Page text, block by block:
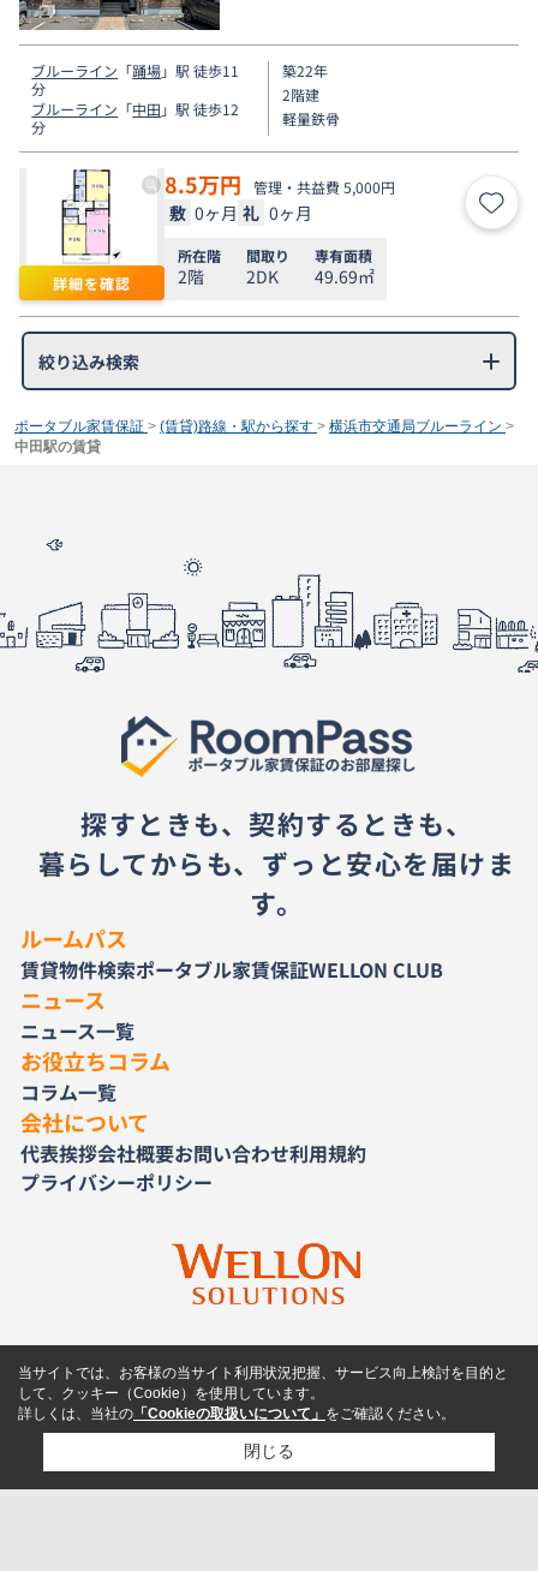
ブルーライン 「踊場」駅 徒歩11
分
ブルーライン 「中田 」駅 徒歩12
分
築22年
2階建
軽量鉄骨
詳細を確認
8.5万円 管理・共益費 5,000円
敷 0ヶ月 礼 0ヶ月 お気
所在階
2階
間取り
2DK
専有面積
49.69㎡
絞り込み検索
ポータブル家賃保証 > (賃貸)路線・駅から探す > 横浜市交通局ブルーライン >
中田駅の賃貸
探すときも、契約するときも、
暮らしてからも、ずっと安心を届けま
す。
ルームパス
賃貸物件検索ポータブル家賃保証WELLON CLUB
ニュース
ニュース一覧
お役立ちコラム
コラム一覧
会社について
代表挨拶会社概要お問い合わせ利用規約
プライバシーポリシー
当サイトでは、お客様の当サイト利用状況把握、サービス向上検討を目的と
して、クッキー（Cookie）を使用しています。
詳しくは、当社の 「Cookieの取扱いについて」 をご確認ください。
閉じる